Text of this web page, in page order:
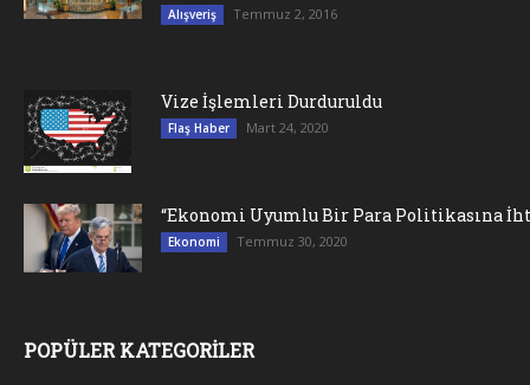
Alışveriş Temmuz 2, 2016
Vize İşlemleri Durduruldu
Flaş Haber Mart 24, 2020
“Ekonomi Uyumlu Bir Para Politikasına
Ekonomi Temmuz 30, 2020
POPÜLER KATEGORİLER